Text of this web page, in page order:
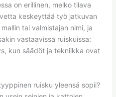
on erillinen, melko tilava
keskeyttää työ jatkuvan
tai valmistajan nimi, ja
vastaavissa ruiskuissa:
kun säädöt ja tekniikka ovat
ruisku yleensä sopii?